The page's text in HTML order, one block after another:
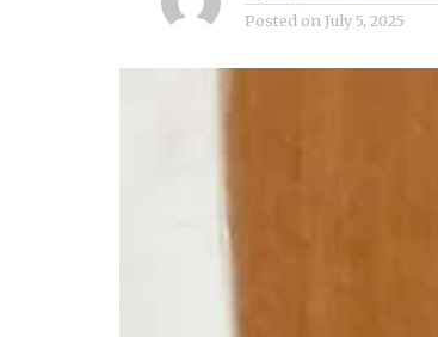
Posted on July 5, 2025